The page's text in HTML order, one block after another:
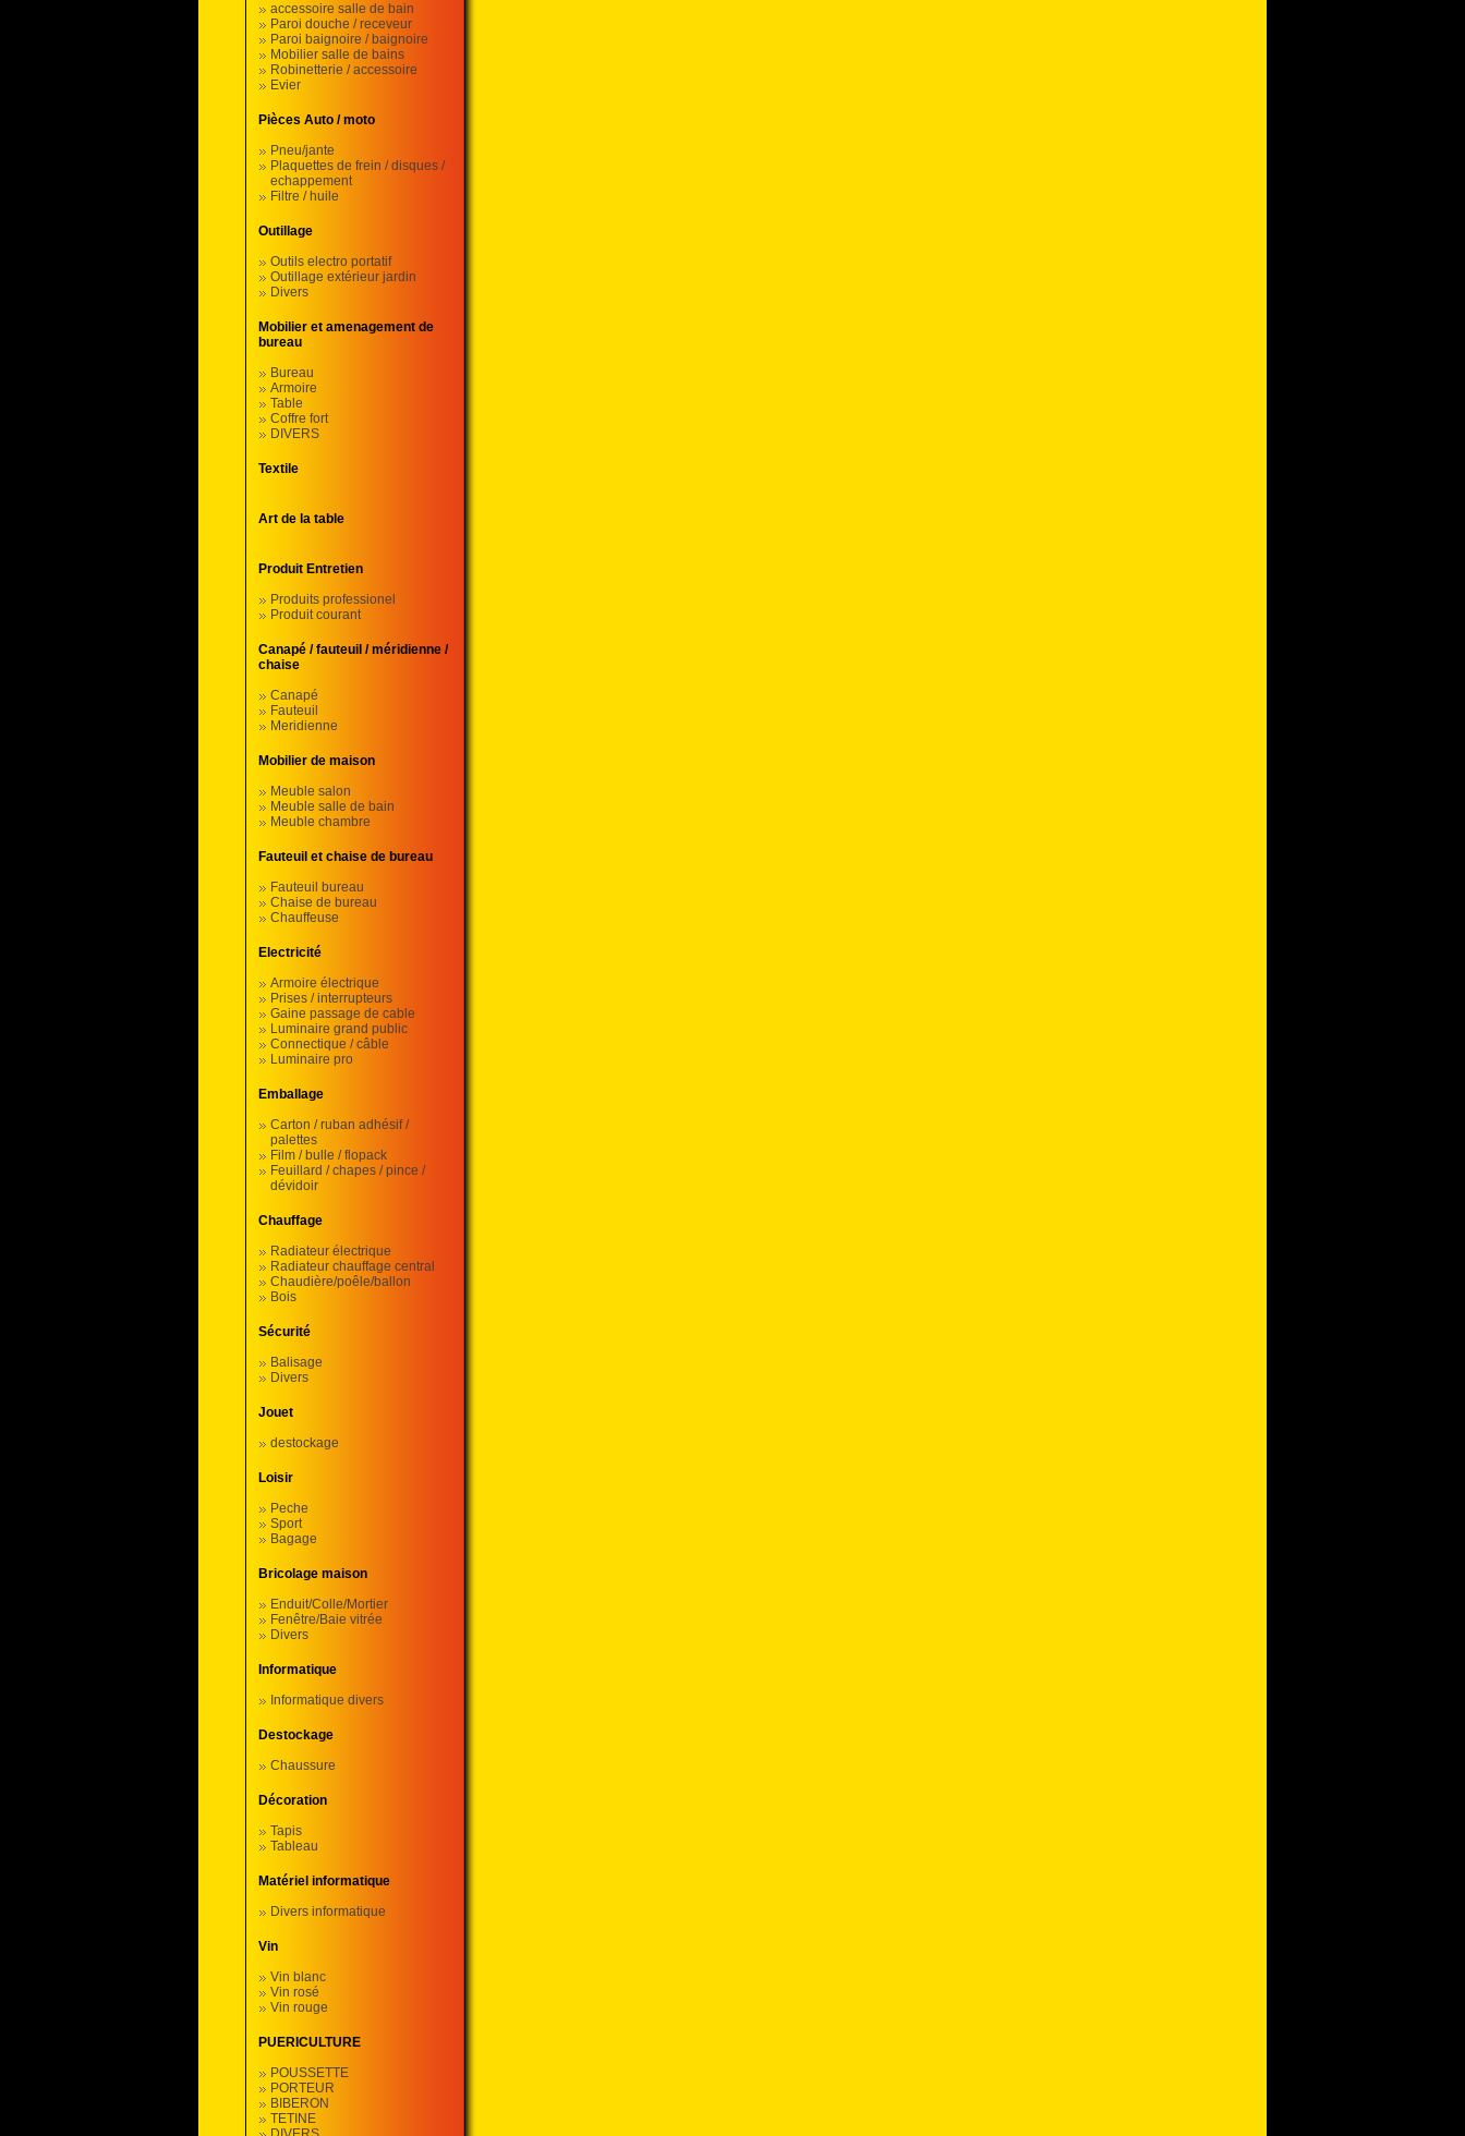
accessoire salle de bain
Paroi douche / receveur
Paroi baignoire / baignoire
Mobilier salle de bains
Robinetterie / accessoire
Evier
Pièces Auto / moto
Pneu/jante
Plaquettes de frein / disques /
echappement
Filtre / huile
Outillage
Outils electro portatif
Outillage extérieur jardin
Divers
Mobilier et amenagement de
bureau
Bureau
Armoire
Table
Coffre fort
DIVERS
Textile
Art de la table
Produit Entretien
Produits professionel
Produit courant
Canapé / fauteuil / méridienne /
chaise
Canapé
Fauteuil
Meridienne
Mobilier de maison
Meuble salon
Meuble salle de bain
Meuble chambre
Fauteuil et chaise de bureau
Fauteuil bureau
Chaise de bureau
Chauffeuse
Electricité
Armoire électrique
Prises / interrupteurs
Gaine passage de cable
Luminaire grand public
Connectique / câble
Luminaire pro
Emballage
Carton / ruban adhésif /
palettes
Film / bulle / flopack
Feuillard / chapes / pince /
dévidoir
Chauffage
Radiateur électrique
Radiateur chauffage central
Chaudière/poêle/ballon
Bois
Sécurité
Balisage
Divers
Jouet
destockage
Loisir
Peche
Sport
Bagage
Bricolage maison
Enduit/Colle/Mortier
Fenêtre/Baie vitrée
Divers
Informatique
Informatique divers
Destockage
Chaussure
Décoration
Tapis
Tableau
Matériel informatique
Divers informatique
Vin
Vin blanc
Vin rosé
Vin rouge
PUERICULTURE
POUSSETTE
PORTEUR
BIBERON
TETINE